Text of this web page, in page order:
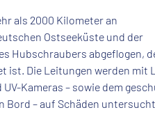
als 2000 Kilometer an
Ostseeküste und der
Hubschraubers abgeflogen,
ist. Die Leitungen werden mit
Kameras – sowie dem
Bord – auf Schäden